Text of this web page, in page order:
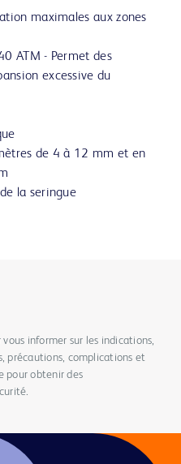
maximales aux zones
ATM - Permet des
excessive du
de 4 à 12 mm et en
la seringue
informer sur les indications,
précautions, complications et
pour obtenir des